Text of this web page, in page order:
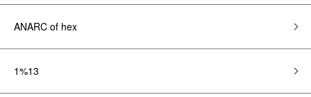
ANARC of hex
1%13